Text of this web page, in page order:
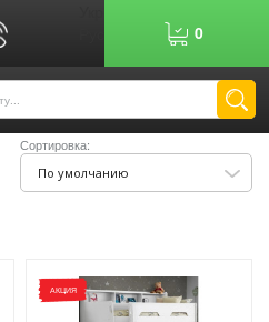
Показати номер
0
Сортировка:
По умолчанию
АКЦИЯ